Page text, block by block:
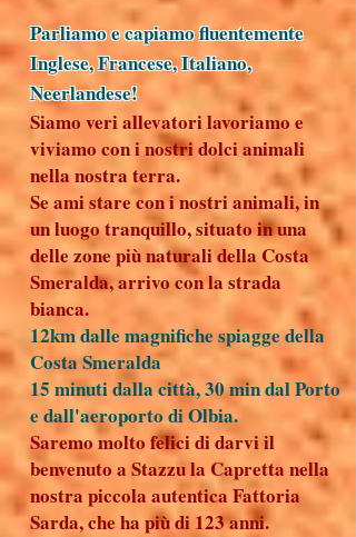
Parliamo e capiamo fluentemente
Inglese, Francese, Italiano,
Neerlandese!
Siamo veri allevatori lavoriamo e
viviamo con i nostri dolci animali
nella nostra terra.
Se ami stare con i nostri animali, in
un luogo tranquillo, situato in una
delle zone più naturali della Costa
Smeralda, arrivo con la strada
bianca.
12km dalle magnifiche spiagge della
Costa Smeralda
15 minuti dalla città, 30 min dal Porto
e dall'aeroporto di Olbia.
Saremo molto felici di darvi il
benvenuto a Stazzu la Capretta nella
nostra piccola autentica Fattoria
Sarda, che ha più di 123 anni.